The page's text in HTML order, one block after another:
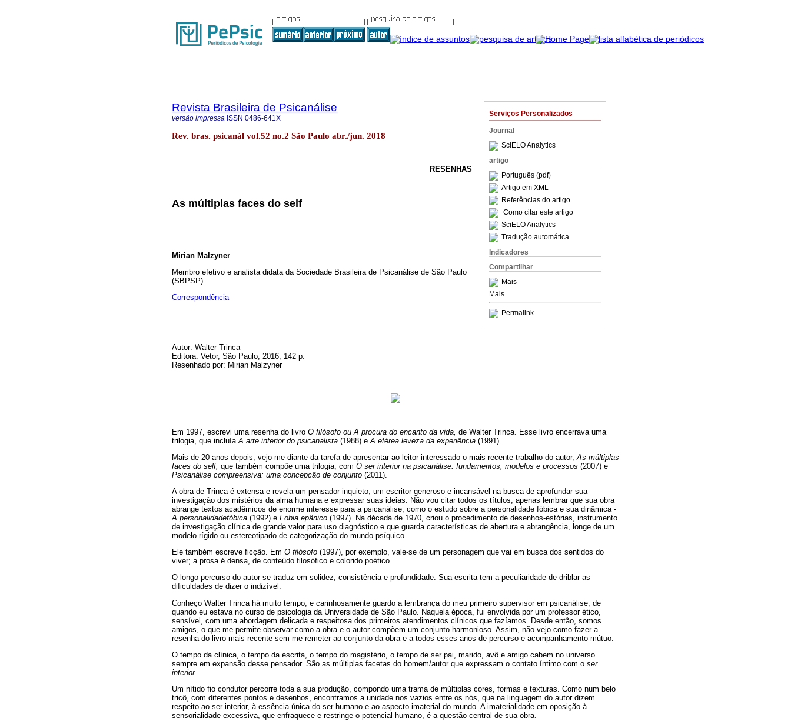
Serviços Personalizados
Journal
SciELO Analytics
artigo
Português (pdf)
Artigo em XML
Referências do artigo
Como citar este artigo
SciELO Analytics
Tradução automática
Indicadores
Compartilhar
Mais
Mais
Permalink
Revista Brasileira de Psicanálise
versão impressa ISSN 0486-641X
Rev. bras. psicanál vol.52 no.2 São Paulo abr./jun. 2018
RESENHAS
As múltiplas faces do self
Mirian Malzyner
Membro efetivo e analista didata da Sociedade Brasileira de Psicanálise de São Paulo
(SBPSP)
Correspondência
Autor: Walter Trinca
Editora: Vetor, São Paulo, 2016, 142 p.
Resenhado por: Mirian Malzyner
Em 1997, escrevi uma resenha do livro O filósofo ou A procura do encanto da vida, de Walter Trinca. Esse livro encerrava uma
trilogia, que incluía A arte interior do psicanalista (1988) e A etérea leveza da experiência (1991).
Mais de 20 anos depois, vejo-me diante da tarefa de apresentar ao leitor interessado o mais recente trabalho do autor, As múltiplas
faces do self, que também compõe uma trilogia, com O ser interior na psicanálise: fundamentos, modelos e processos (2007) e
Psicanálise compreensiva: uma concepção de conjunto (2011).
A obra de Trinca é extensa e revela um pensador inquieto, um escritor generoso e incansável na busca de aprofundar sua
investigação dos mistérios da alma humana e expressar suas ideias. Não vou citar todos os títulos, apenas lembrar que sua obra
abrange textos acadêmicos de enorme interesse para a psicanálise, como o estudo sobre a personalidade fóbica e sua dinâmica -
A personalidadefóbica (1992) e Fobia epânico (1997). Na década de 1970, criou o procedimento de desenhos-estórias, instrumento
de investigação clínica de grande valor para uso diagnóstico e que guarda características de abertura e abrangência, longe de um
modelo rígido ou estereotipado de categorização do mundo psíquico.
Ele também escreve ficção. Em O filósofo (1997), por exemplo, vale-se de um personagem que vai em busca dos sentidos do
viver; a prosa é densa, de conteúdo filosófico e colorido poético.
O longo percurso do autor se traduz em solidez, consistência e profundidade. Sua escrita tem a peculiaridade de driblar as
dificuldades de dizer o indizível.
Conheço Walter Trinca há muito tempo, e carinhosamente guardo a lembrança do meu primeiro supervisor em psicanálise, de
quando eu estava no curso de psicologia da Universidade de São Paulo. Naquela época, fui envolvida por um professor ético,
sensível, com uma abordagem delicada e respeitosa dos primeiros atendimentos clínicos que fazíamos. Desde então, somos
amigos, o que me permite observar como a obra e o autor compõem um conjunto harmonioso. Assim, não vejo como fazer a
resenha do livro mais recente sem me remeter ao conjunto da obra e a todos esses anos de percurso e acompanhamento mútuo.
O tempo da clínica, o tempo da escrita, o tempo do magistério, o tempo de ser pai, marido, avô e amigo cabem no universo
sempre em expansão desse pensador. São as múltiplas facetas do homem/autor que expressam o contato íntimo com o ser
interior.
Um nítido fio condutor percorre toda a sua produção, compondo uma trama de múltiplas cores, formas e texturas. Como num belo
tricô, com diferentes pontos e desenhos, encontramos a unidade nos vazios entre os nós, que na linguagem do autor dizem
respeito ao ser interior, à essência única do ser humano e ao aspecto imaterial do mundo. A imaterialidade em oposição à
sensorialidade excessiva, que enfraquece e restringe o potencial humano, é a questão central de sua obra.